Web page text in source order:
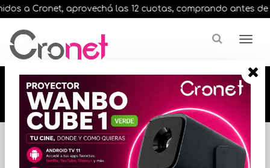
a Cronet, aprovechá las 12 cuotas, comprando antes de
🔥🔥🔥 12 cuotas, en todos nuestros artículos,
comprando antes de las 13 hrs. envíos en el
día 🔥🔥🔥